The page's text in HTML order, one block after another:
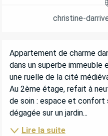
christine-
DESCRIPTION
Appartement de charme
dans un superbe immeuble
une ruelle de la cité
Au 2ème étage, refait à
de soin : espace et confort
dégagée sur un jardin...
Lire la suite